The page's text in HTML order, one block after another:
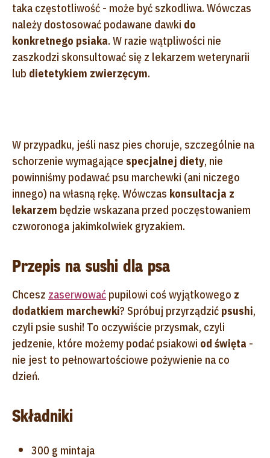
taka częstotliwość - może być szkodliwa. Wówczas
należy dostosować podawane dawki do
konkretnego psiaka. W razie wątpliwości nie
zaszkodzi skonsultować się z lekarzem weterynarii
lub dietetykiem zwierzęcym.
W przypadku, jeśli nasz pies choruje, szczególnie na
schorzenie wymagające specjalnej diety, nie
powinniśmy podawać psu marchewki (ani niczego
innego) na własną rękę. Wówczas konsultacja z
lekarzem będzie wskazana przed poczęstowaniem
czworonoga jakimkolwiek gryzakiem.
Przepis na sushi dla psa
Chcesz zaserwować pupilowi coś wyjątkowego z
dodatkiem marchewki? Spróbuj przyrządzić psushi,
czyli psie sushi! To oczywiście przysmak, czyli
jedzenie, które możemy podać psiakowi od święta -
nie jest to pełnowartościowe pożywienie na co
dzień.
Składniki
300 g mintaja